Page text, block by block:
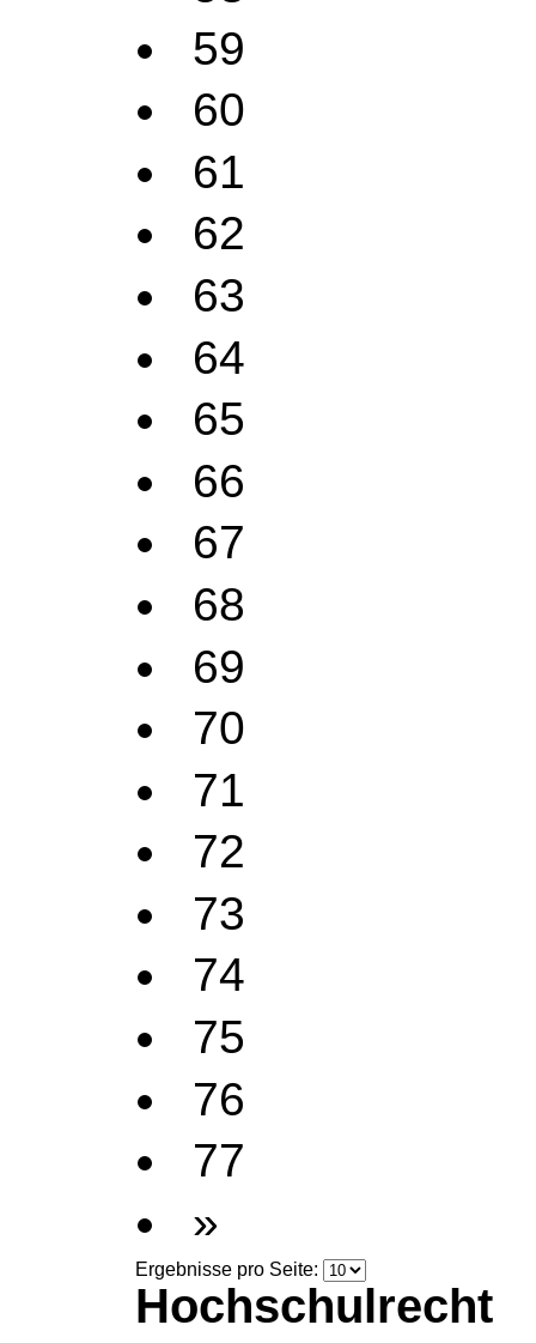
59
60
61
62
63
64
65
66
67
68
69
70
71
72
73
74
75
76
77
»
Ergebnisse pro Seite:
Hochschulrecht